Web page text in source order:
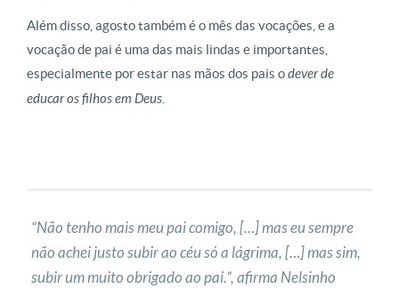
Além disso, agosto também é o mês das vocações, e a
vocação de pai é uma das mais lindas e importantes,
especialmente por estar nas mãos dos pais odever de
educar os filhos em Deus
“Não tenho mais meu pai comigo, […] mas eu sempre
não achei justo subir ao céu só a lágrima, […] mas sim,
subir um muito obrigado ao pai.”, afirma Nelsinho